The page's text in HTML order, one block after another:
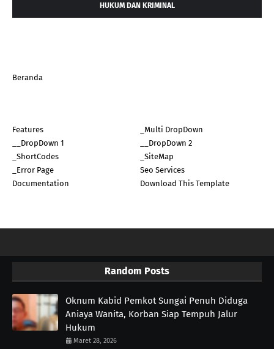
HUKUM DAN KRIMINAL
Beranda
Features
_Multi DropDown
__DropDown 1
__DropDown 2
_ShortCodes
_SiteMap
_Error Page
Seo Services
Documentation
Download This Template
Random Posts
Oknum Kabid Pemkot Sungai Penuh Diduga
Aniaya Wanita, Korban Siap Tempuh Jalur
Hukum
Maret 28, 2026